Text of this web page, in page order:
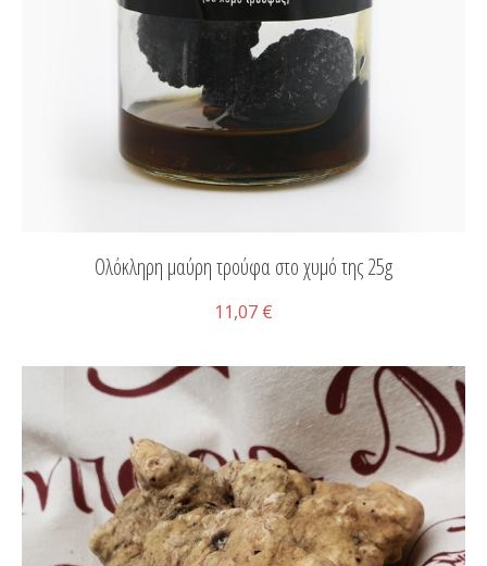
Ολόκληρη μαύρη τρούφα στο χυμό της 25g
11,07 €